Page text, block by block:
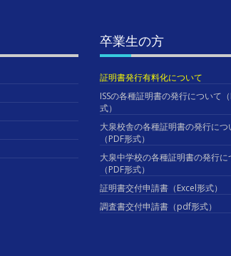
卒業生の方
証明書発行有料化について
ISSの各種証明書の発行について
式）
大泉校舎の各種証明書の発行につ
（PDF形式）
大泉中学校の各種証明書の発行に
（PDF形式）
証明書交付申請書（Excel形式）
調査書交付申請書（pdf形式）